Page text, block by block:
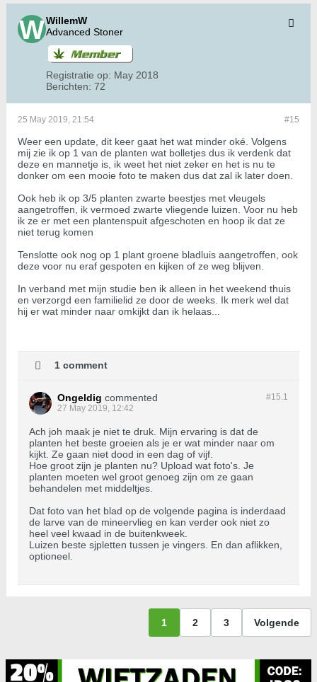
WillemW
Advanced Stoner
Registratie op: May 2018
Berichten: 72
#15
25 May 2019, 21:54
Weer een update, dit keer gaat het wat minder oké. Volgens
mij zie ik op 1 van de planten wat bolletjes dus ik verdenk dat
deze en mannetje is, ik weet het niet zeker en het is nu te
donker om een mooie foto te maken dus dat zal ik later doen.
Ook heb ik op 3/5 planten zwarte beestjes met vleugels
aangetroffen, ik vermoed zwarte vliegende luizen. Voor nu heb
ik ze er met een plantenspuit afgeschoten en hoop ik dat ze
niet terug komen
​​​​​​Tenslotte ook nog op 1 plant groene bladluis aangetroffen, ook
deze voor nu eraf gespoten en kijken of ze weg blijven.
In verband met mijn studie ben ik alleen in het weekend thuis
en verzorgd een familielid ze door de weeks. Ik merk wel dat
hij er wat minder naar omkijkt dan ik helaas...
1 comment
#15.1
Ongeldig commented
27 May 2019, 12:42
Ach joh maak je niet te druk. Mijn ervaring is dat de
planten het beste groeien als je er wat minder naar om
kijkt. Ze gaan niet dood in een dag of vijf.
Hoe groot zijn je planten nu? Upload wat foto's. Je
planten moeten wel groot genoeg zijn om ze gaan
behandelen met middeltjes.
Dat foto van het blad op de volgende pagina is inderdaad
de larve van de mineervlieg en kan verder ook niet zo
heel veel kwaad in de buitenkweek.
Luizen beste sjpletten tussen je vingers. En dan aflikken,
optioneel.
1 2 3 Volgende